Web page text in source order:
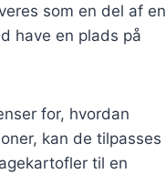
som en del af en
have en plads på
for, hvordan
kan de tilpasses
til en